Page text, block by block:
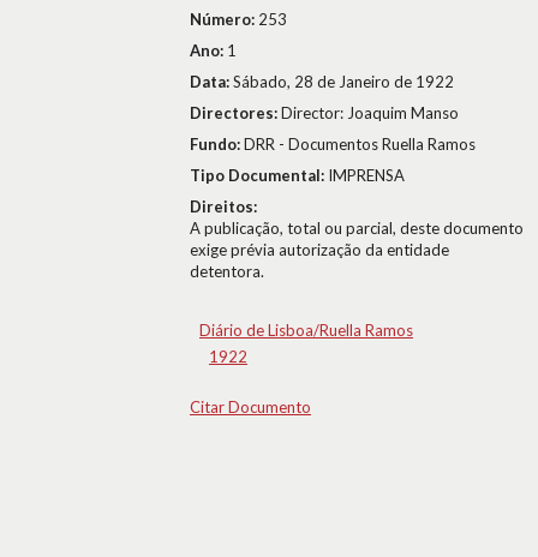
Número: 253
Ano: 1
Data:Sábado, 28 de Janeiro de 1922
Directores:Director: Joaquim Manso
Fundo:DRR - Documentos Ruella Ramos
Tipo Documental: IMPRENSA
Direitos:
A publicação, total ou parcial, deste documento
exige prévia autorização da entidade
detentora.
Diário de Lisboa/Ruella Ramos
1922
Citar Documento